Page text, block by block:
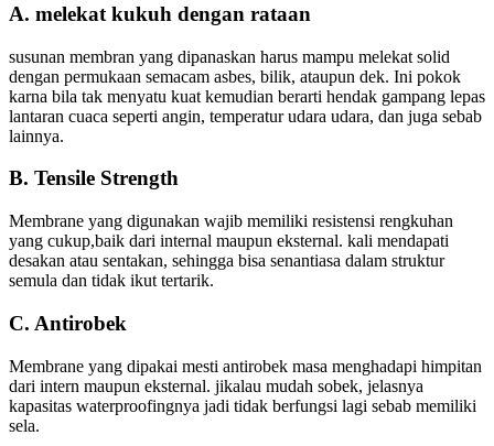
A. melekat kukuh dengan rataan
susunan membran yang dipanaskan harus mampu melekat solid
dengan permukaan semacam asbes, bilik, ataupun dek. Ini pokok
karna bila tak menyatu kuat kemudian berarti hendak gampang lepas
lantaran cuaca seperti angin, temperatur udara udara, dan juga sebab
lainnya.
B. Tensile Strength
Membrane yang digunakan wajib memiliki resistensi rengkuhan
yang cukup,baik dari internal maupun eksternal. kali mendapati
desakan atau sentakan, sehingga bisa senantiasa dalam struktur
semula dan tidak ikut tertarik.
C. Antirobek
Membrane yang dipakai mesti antirobek masa menghadapi himpitan
dari intern maupun eksternal. jikalau mudah sobek, jelasnya
kapasitas waterproofingnya jadi tidak berfungsi lagi sebab memiliki
sela.